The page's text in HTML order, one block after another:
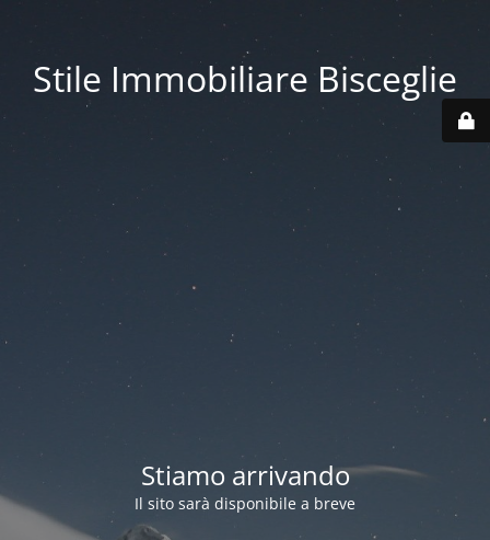
Stile Immobiliare Bisceglie
Stiamo arrivando
Il sito sarà disponibile a breve